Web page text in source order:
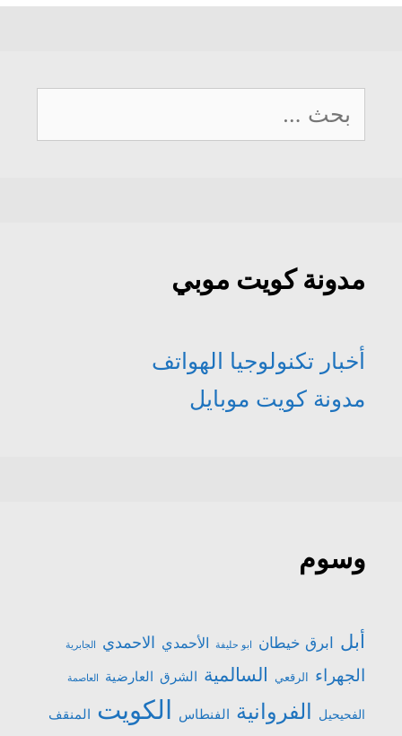
عن:
مدونة كويت موبي
أخبار تكنولوجيا الهواتف
مدونة كويت موبايل
وسوم
أبل ابرق خيطان ابو حليفة الأحمدي الاحمدي الجابرية
الجهراء الرقعي السالمية الشرق العارضية العاصمة
الفحيحيل الفروانية الفنطاس الكويت المنقف